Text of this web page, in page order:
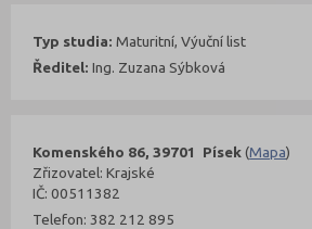
Komenského 86, 39701 Písek(Mapa)
Zřizovatel: Krajské
IČ: 00511382
Telefon: 382 212 895
Typ studia: Maturitní, Výuční list
Ředitel: Ing. Zuzana Sýbková